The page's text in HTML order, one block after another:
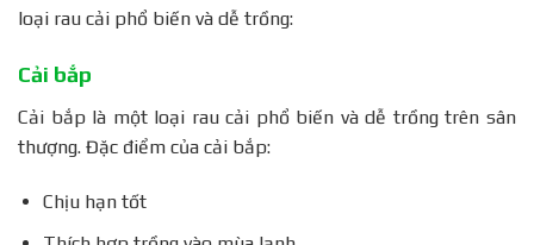
loại rau cải phổ biến và dễ trồng:
Cải bắp
Cải bắp là một loại rau cải phổ biến và dễ trồng trên sân
thượng. Đặc điểm của cải bắp:
Chịu hạn tốt